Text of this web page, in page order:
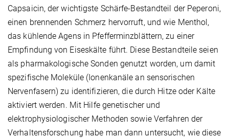
Capsaicin, der wichtigste Schärfe-Bestandteil der Peperoni,
einen brennenden Schmerz hervorruft, und wie Menthol,
das kühlende Agens in Pfefferminzblättern, zu einer
Empfindung von Eiseskälte führt. Diese Bestandteile seien
als pharmakologische Sonden genutzt worden, um damit
spezifische Moleküle (Ionenkanäle an sensorischen
Nervenfasern) zu identifizieren, die durch Hitze oder Kälte
aktiviert werden. Mit Hilfe genetischer und
elektrophysiologischer Methoden sowie Verfahren der
Verhaltensforschung habe man dann untersucht, wie diese